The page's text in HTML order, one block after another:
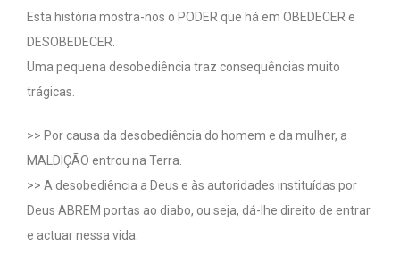
Esta história mostra-nos o PODER que há em OBEDECER e
DESOBEDECER.
Uma pequena desobediência traz consequências muito
trágicas.
>> Por causa da desobediência do homem e da mulher, a
MALDIÇÃO entrou na Terra.
>> A desobediência a Deus e às autoridades instituídas por
Deus ABREM portas ao diabo, ou seja, dá-lhe direito de entrar
e actuar nessa vida.